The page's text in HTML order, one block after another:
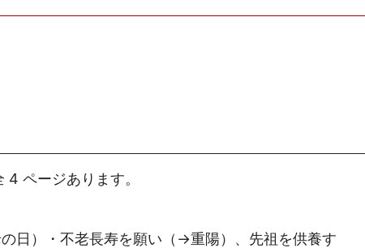
ページあります。
日）・不老長寿を願い（→重陽）、先祖を供養す